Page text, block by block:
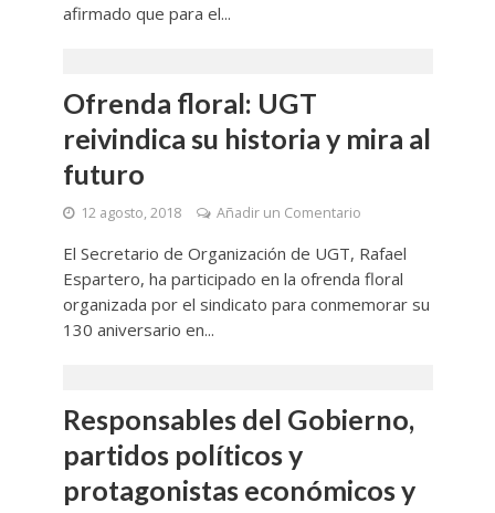
afirmado que para el...
Ofrenda floral: UGT
reivindica su historia y mira al
futuro
12 agosto, 2018 Añadir un Comentario
El Secretario de Organización de UGT, Rafael
Espartero, ha participado en la ofrenda floral
organizada por el sindicato para conmemorar su
130 aniversario en...
Responsables del Gobierno,
partidos políticos y
protagonistas económicos y